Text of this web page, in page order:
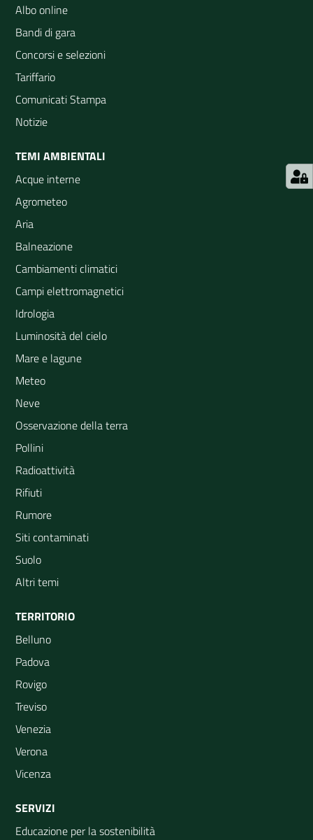
Albo online
Bandi di gara
Concorsi e selezioni
Tariffario
Comunicati Stampa
Notizie
TEMI AMBIENTALI
Acque interne
Agrometeo
Aria
Balneazione
Cambiamenti climatici
Campi elettromagnetici
Idrologia
Luminosità del cielo
Mare e lagune
Meteo
Neve
Osservazione della terra
Pollini
Radioattività
Rifiuti
Rumore
Siti contaminati
Suolo
Altri temi
TERRITORIO
Belluno
Padova
Rovigo
Treviso
Venezia
Verona
Vicenza
SERVIZI
Educazione per la sostenibilità